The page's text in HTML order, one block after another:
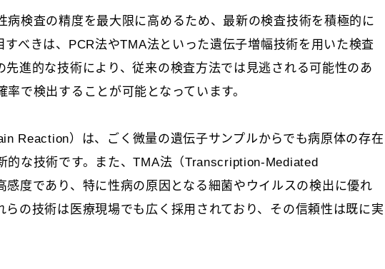
病検査の精度を最大限に高めるため、最新の検査技術を積極的に
すべきは、PCR法やTMA法といった遺伝子増幅技術を用いた検査
先進的な技術により、従来の検査方法では見逃される可能性のあ
率で検出することが可能となっています。
Reaction）は、ごく微量の遺伝子サンプルからでも病原体の存在
的な技術です。また、TMA法（Transcription-Mediated
度であり、特に性病の原因となる細菌やウイルスの検出に優れ
らの技術は医療現場でも広く採用されており、その信頼性は既に実